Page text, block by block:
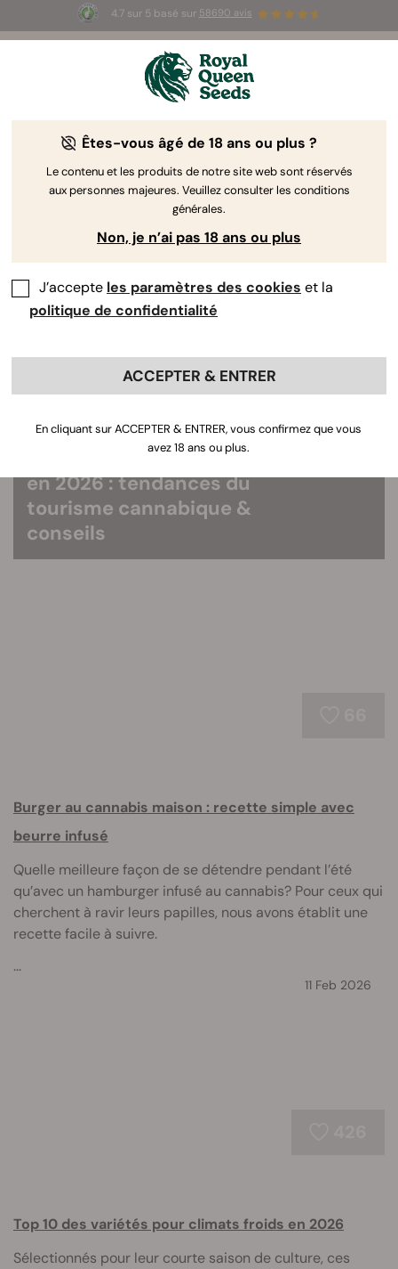
4.7 sur 5 basé sur 58690 avis
3 graines White Widow AutoGRATUITES pour les
The RQS Blog
Articles Cannabis Lifestyle
Meilleurs pays où
consommer du cannabis
en 2026 : tendances du
tourisme cannabique &
conseils
18
Burger au cannabis maison : recette simple avec
beurre infusé
Quelle meilleure façon de se détendre pendant l’été
qu’avec un hamburger infusé au cannabis? Pour ceux qui
cherchent à ravir leurs papilles, nous avons établit une
recette facile à suivre.
...
11 Feb 2026
Top 10 des variétés pour climats froids en 2026
Sélectionnés pour leur courte saison de culture, ces
Êtes-vous âgé de 18 ans ou plus ?
Le contenu et les produits de notre site web sont réservés
aux personnes majeures. Veuillez consulter les conditions
générales.
Non, je n’ai pas 18 ans ou plus
J’accepte les paramètres des cookies et la
politique de confidentialité
ACCEPTER & ENTRER
En cliquant sur ACCEPTER & ENTRER, vous confirmez que vous
avez 18 ans ou plus.